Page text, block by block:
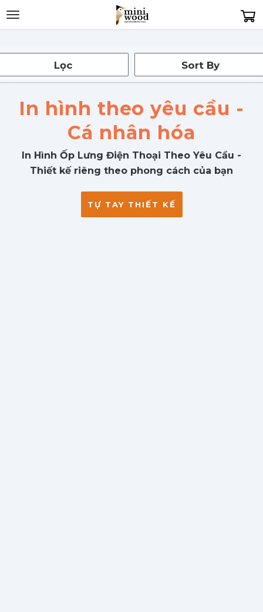
Lọc Sort By
In hình theo yêu cầu -
Cá nhân hóa
In Hình Ốp Lưng Điện Thoại Theo Yêu Cầu -
Thiết kế riêng theo phong cách của bạn
TỰ TAY THIẾT KẾ